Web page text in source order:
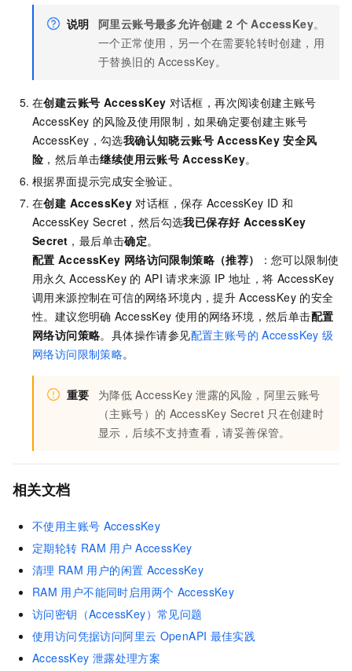
说明 阿里云账号最多允许创建 2 个 AccessKey。
一个正常使用，另一个在需要轮转时创建，用
于替换旧的 AccessKey。
在创建云账号 AccessKey 对话框，再次阅读创建主账号
AccessKey 的风险及使用限制，如果确定要创建主账号
AccessKey，勾选我确认知晓云账号 AccessKey 安全风
险 ，然后单击继续使用云账号 AccessKey。
根据界面提示完成安全验证。
在创建 AccessKey 对话框，保存 AccessKey ID 和
AccessKey Secret，然后勾选我已保存好 AccessKey
Secret ，最后单击确定。
配置 AccessKey 网络访问限制策略（推荐）
：您可以限制使
用永久 AccessKey 的 API 请求来源 IP 地址，将 AccessKey
调用来源控制在可信的网络环境内，提升 AccessKey 的安全
性。建议您明确 AccessKey 使用的网络环境，然后单击配置
网络访问策略。具体操作请参见配置主账号的 AccessKey 级
网络访问限制策略。
重要 为降低 AccessKey 泄露的风险，阿里云账号
（主账号）的 AccessKey Secret 只在创建时
显示，后续不支持查看，请妥善保管。
相关文档
不使用主账号 AccessKey
定期轮转 RAM 用户 AccessKey
清理 RAM 用户的闲置 AccessKey
RAM 用户不能同时启用两个 AccessKey
访问密钥（AccessKey）常见问题
使用访问凭据访问阿里云 OpenAPI 最佳实践
AccessKey 泄露处理方案